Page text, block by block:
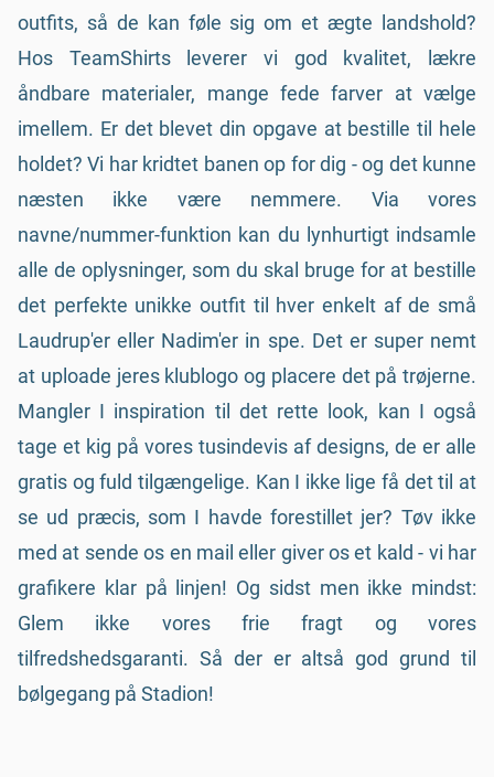
outfits, så de kan føle sig om et ægte landshold?
Hos TeamShirts leverer vi god kvalitet, lækre
åndbare materialer, mange fede farver at vælge
imellem. Er det blevet din opgave at bestille til hele
holdet? Vi har kridtet banen op for dig - og det kunne
næsten ikke være nemmere. Via vores
navne/nummer-funktion kan du lynhurtigt indsamle
alle de oplysninger, som du skal bruge for at bestille
det perfekte unikke outfit til hver enkelt af de små
Laudrup'er eller Nadim'er in spe. Det er super nemt
at uploade jeres klublogo og placere det på trøjerne.
Mangler I inspiration til det rette look, kan I også
tage et kig på vores tusindevis af designs, de er alle
gratis og fuld tilgængelige. Kan I ikke lige få det til at
se ud præcis, som I havde forestillet jer? Tøv ikke
med at sende os en mail eller giver os et kald - vi har
grafikere klar på linjen! Og sidst men ikke mindst:
Glem ikke vores frie fragt og vores
tilfredshedsgaranti. Så der er altså god grund til
bølgegang på Stadion!